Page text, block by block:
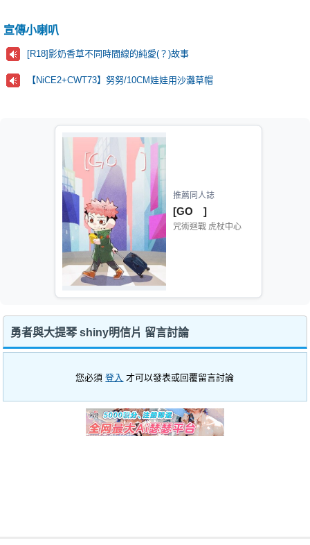
宣傳小喇叭
[R18]影奶香草不同時間線的純愛(？)故事
【NiCE2+CWT73】努努/10CM娃娃用沙灘草帽
推薦同人誌
[GO ]
咒術迴戰 虎杖中心
勇者與大提琴 shiny明信片 留言討論
您必須登入 才可以發表或回覆留言討論